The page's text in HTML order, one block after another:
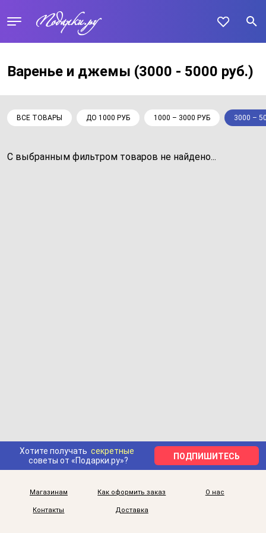
Варенье и джемы (3000 - 5000 руб.)
ВСЕ ТОВАРЫ ДО 1000 РУБ 1000 – 3000 РУБ 3000 –
С выбранным фильтром товаров не найдено...
Хотите получать секретные
советы от «Подарки.ру»?
ПОДПИШИТЕСЬ
Магазинам Как оформить заказ О нас
Контакты Доставка